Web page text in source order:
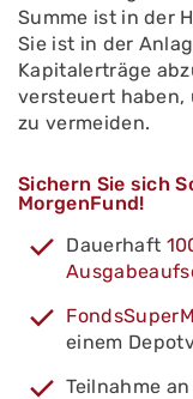
Summe ist in der
Sie ist in der
Kapitalerträge
versteuert haben,
zu vermeiden.
Sichern Sie sich
MorgenFund!
Dauerhaft
einem
Teilnahme